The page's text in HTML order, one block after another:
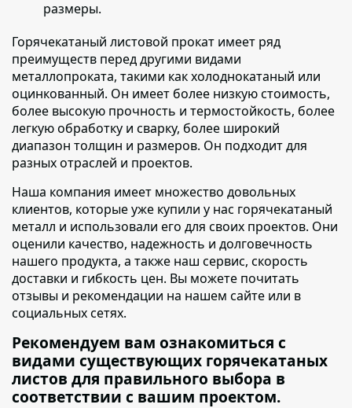
размеры.
Горячекатаный листовой прокат имеет ряд
преимуществ перед другими видами
металлопроката, такими как холоднокатаный или
оцинкованный. Он имеет более низкую стоимость,
более высокую прочность и термостойкость, более
легкую обработку и сварку, более широкий
диапазон толщин и размеров. Он подходит для
разных отраслей и проектов.
Наша компания имеет множество довольных
клиентов, которые уже купили у нас горячекатаный
металл и использовали его для своих проектов. Они
оценили качество, надежность и долговечность
нашего продукта, а также наш сервис, скорость
доставки и гибкость цен. Вы можете почитать
отзывы и рекомендации на нашем сайте или в
социальных сетях.
Рекомендуем вам ознакомиться с
видами существующих горячекатаных
листов для правильного выбора в
соответствии с вашим проектом.